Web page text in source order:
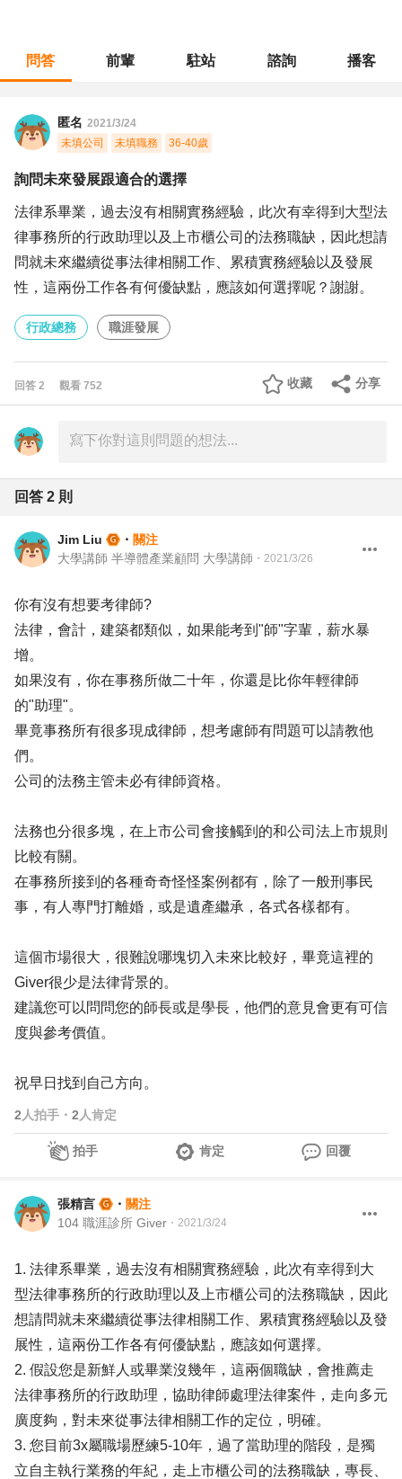
問答 前輩 駐站 諮詢 播客
匿名 2021/3/24
未填公司
未填職務 36-40歲
詢問未來發展跟適合的選擇
法律系畢業，過去沒有相關實務經驗，此次有幸得到大型法
律事務所的行政助理以及上市櫃公司的法務職缺，因此想請
問就未來繼續從事法律相關工作、累積實務經驗以及發展
性，這兩份工作各有何優缺點，應該如何選擇呢？謝謝。
行政總務 職涯發展
回答 2 觀看 752 分享
收藏
回答 2 則
Jim Liu ・ 關注
大學講師 半導體產業顧問 大學講師 ・ 2021/3/26
你有沒有想要考律師?
法律，會計，建築都類似，如果能考到"師"字輩，薪水暴
增。
如果沒有，你在事務所做二十年，你還是比你年輕律師
的"助理"。
畢竟事務所有很多現成律師，想考慮師有問題可以請教他
們。
公司的法務主管未必有律師資格。
法務也分很多塊，在上市公司會接觸到的和公司法上市規則
比較有關。
在事務所接到的各種奇奇怪怪案例都有，除了一般刑事民
事，有人專門打離婚，或是遺產繼承，各式各樣都有。
這個市場很大，很難說哪塊切入未來比較好，畢竟這裡的
Giver很少是法律背景的。
建議您可以問問您的師長或是學長，他們的意見會更有可信
度與參考價值。
祝早日找到自己方向。
2 人拍手 ・ 2 人肯定
拍手 肯定 回覆
張精言 ・ 關注
104 職涯診所 Giver ・ 2021/3/24
1. 法律系畢業，過去沒有相關實務經驗，此次有幸得到大
型法律事務所的行政助理以及上市櫃公司的法務職缺，因此
想請問就未來繼續從事法律相關工作、累積實務經驗以及發
展性，這兩份工作各有何優缺點，應該如何選擇。
2. 假設您是新鮮人或畢業沒幾年，這兩個職缺，會推薦走
法律事務所的行政助理，協助律師處理法律案件，走向多元
廣度夠，對未來從事法律相關工作的定位，明確。
3. 您目前3x屬職場歷練5-10年，過了當助理的階段，是獨
立自主執行業務的年紀，走上市櫃公司的法務職缺，專長、